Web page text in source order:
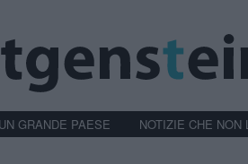
UN GRANDE PAESE NOTIZIE CHE NON